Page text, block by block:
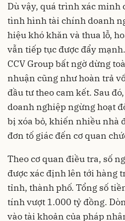
Dù vậy, quá trình xác minh
tình hình tài chính doanh
hiệu khó khăn và thua lỗ,
vẫn tiếp tục được đẩy
CCV Group bất ngờ dừng
nhuận cũng như hoàn trả
đầu tư theo cam kết. Sau
doanh nghiệp ngừng hoạt
bị xóa bỏ, khiến nhiều nhà
đơn tố giác đến cơ quan
Theo cơ quan điều tra, số
được xác định lên tới hàng
tỉnh, thành phố. Tổng số
tính vượt 1.000 tỷ đồng.
vào tài khoản của pháp